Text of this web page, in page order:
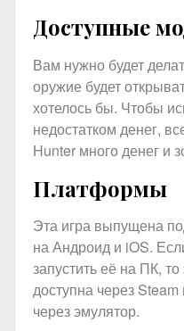
Доступные
Вам нужно будет
оружие будет
хотелось бы. Чтобы
недостатком денег,
Hunter много денег и
Платформы
Эта игра выпущена
на Андроид и iOS.
запустить её на ПК,
доступна через Steam
через эмулятор.